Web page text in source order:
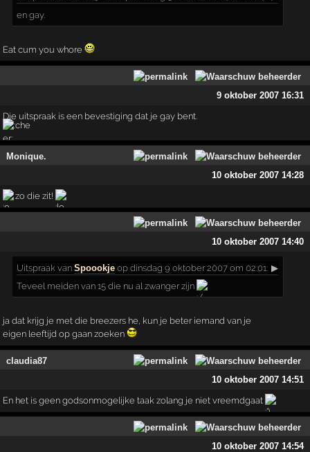
en gay.
Eat cum you whore
9 oktober 2007 16:31
Die uitspraak is een bevestiging dat je gay bent.
Monique.
10 oktober 2007 14:28
zo die zit!
10 oktober 2007 14:40
Uitspraak vanSpoookje op dinsdag 9 oktober 2007 om 02:01: ▶
Teveel meiden van 15 die nu al zwanger zijn
ja dat krijg je met die breezers he, kun je beter iemand van je
eigen leeftijd op gaan zoeken
claudia87
10 oktober 2007 14:51
En het is geen godsonmogelijke taak zolang je niet vreemdgaat
10 oktober 2007 14:54